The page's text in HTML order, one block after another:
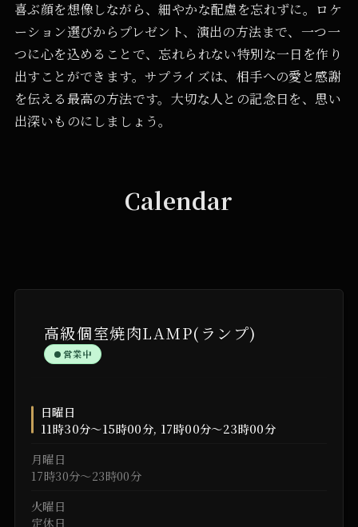
喜ぶ顔を想像しながら、細やかな配慮を忘れずに。ロケ
ーション選びからプレゼント、演出の方法まで、一つ一
つに心を込めることで、忘れられない特別な一日を作り
出すことができます。サプライズは、相手への愛と感謝
を伝える最高の方法です。大切な人との記念日を、思い
出深いものにしましょう。
Calendar
高級個室焼肉LAMP(ランプ)
営業中
日曜日
11時30分～15時00分, 17時00分～23時00分
月曜日
17時30分～23時00分
火曜日
定休日